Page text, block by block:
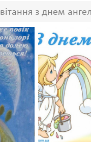
з днем